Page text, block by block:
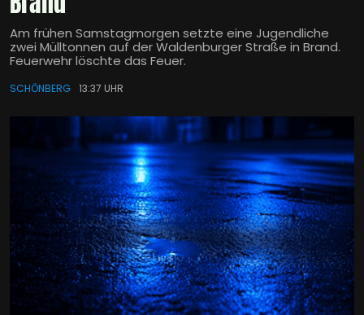
Am frühen Samstagmorgen setzte eine Jugendliche
zwei Mülltonnen auf der Waldenburger Straße in Brand.
Feuerwehr löschte das Feuer.
SCHÖNBERG 13:37 UHR